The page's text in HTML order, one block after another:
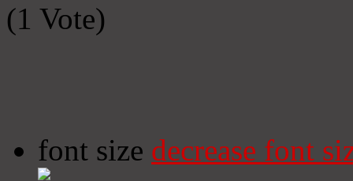
(1 Vote)
font size decrease font